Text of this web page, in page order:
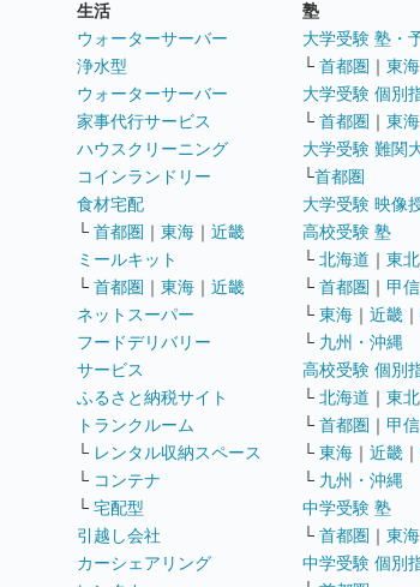
生活
ウォーターサーバー
浄水型
ウォーターサーバー
家事代行サービス
ハウスクリーニング
コインランドリー
食材宅配
└ 首都圏 ｜ 東海 ｜ 近畿
ミールキット
└ 首都圏 ｜ 東海 ｜ 近畿
ネットスーパー
フードデリバリー
サービス
ふるさと納税サイト
トランクルーム
└ レンタル収納スペース
└ コンテナ
└ 宅配型
引越し会社
カーシェアリング
塾
大学受験 塾・
└ 首都圏 ｜ 東海
大学受験 個別
└ 首都圏 ｜ 東海
大学受験 難関
└首都圏
大学受験 映像
高校受験 塾
└ 北海道 ｜ 東北
└ 首都圏 ｜ 甲
└ 東海 ｜ 近畿 ｜
└ 九州・沖縄
高校受験 個別
└ 北海道 ｜ 東北
└ 首都圏 ｜ 甲
└ 東海 ｜ 近畿 ｜
└ 九州・沖縄
中学受験 塾
└ 首都圏 ｜ 東海
中学受験 個別